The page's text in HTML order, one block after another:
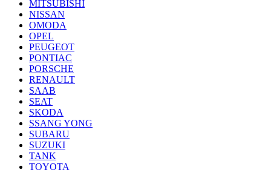
MITSUBISHI
NISSAN
OMODA
OPEL
PEUGEOT
PONTIAC
PORSCHE
RENAULT
SAAB
SEAT
SKODA
SSANG YONG
SUBARU
SUZUKI
TANK
TOYOTA